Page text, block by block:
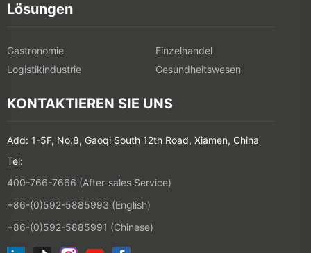
Lösungen
Gastronomie
Einzelhandel
Logistikindustrie
Gesundheitswesen
KONTAKTIEREN SIE UNS
Add: 1-5F, No.8, Gaoqi South 12th Road, Xiamen, China
Tel:
400-766-7666 (After-sales Service)
+86-(0)592-5885993 (English)
+86-(0)592-5885991 (Chinese)